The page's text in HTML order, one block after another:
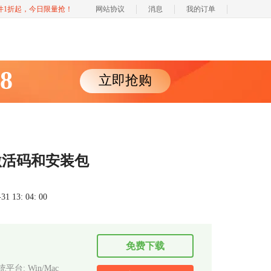
折起，今日限量抢！ 网站协议 消息 我的订单
立即抢购
码和安装包
13: 04: 00
平台: Win/Mac
免费下载